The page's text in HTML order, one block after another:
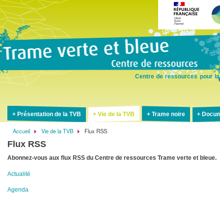
Centre de ressources pour
Présentation de la TVB Vie de la TVB Trame noire
Fil
d'Ariane
Accueil Vie de la TVB Flux RSS
Flux RSS
Abonnez-vous aux flux RSS du Centre de ressources Trame verte et bleue.
Actualité
Agenda